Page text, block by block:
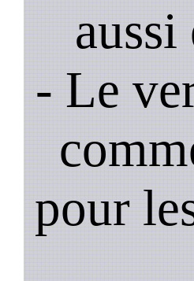
- Le
pour